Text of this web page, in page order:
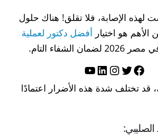
لهذه الإصابة، فلا تقلق! هناك حلول
الأهم هو اختيار أفضل دكتور لعملية
2026 لضمان الشفاء التام.
فيسبوك
تويترإنستجرام
لينكد إنيوتيوب
قد تختلف شدة هذه الأضرار اعتمادًا
الصليبي: